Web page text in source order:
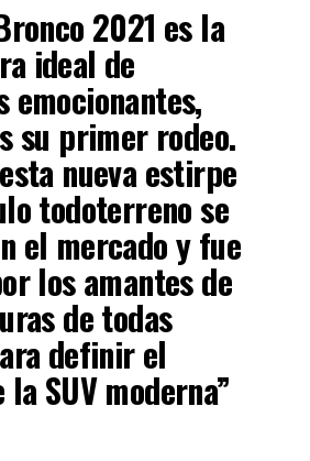
2021 es la
ideal de
emocionantes,
su primer rodeo.
nueva estirpe
todoterreno se
el mercado y fue
los amantes de
de todas
definir el
SUV moderna”